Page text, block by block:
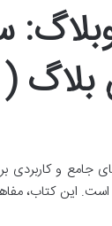
جامع و کاربردی
این کتاب،